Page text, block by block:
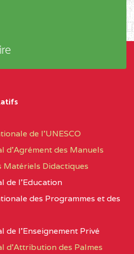
D'ENSEIGNEMENT
PROFESSIONNEL
(CEGEP) STE FOI BP
:4740 YAOUNDE
COLLEGE PANAFRICAIN
DE L'EXCELLENCE BP
COLLEGE PRIVE
de l’UNESCO
d’Agrément des Manuels
Matériels Didactiques
de l’Education
des Programmes et des
de l’Enseignement Privé
d'Attribution des Palmes